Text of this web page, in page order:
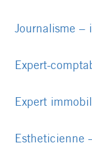
file
file
file
file